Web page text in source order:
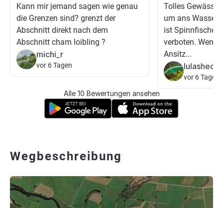
Kann mir jemand sagen wie genau
die Grenzen sind? grenzt der
Abschnitt direkt nach dem
Abschnitt cham loibling ?
michi_r
vor 6 Tagen
Tolles
um ans Wasser
ist Spinnfischen
verboten. Wenn
Ansitz...
lulashecht
vor 6 Tagen
Alle 10 Bewertungen ansehen
Wegbeschreibung